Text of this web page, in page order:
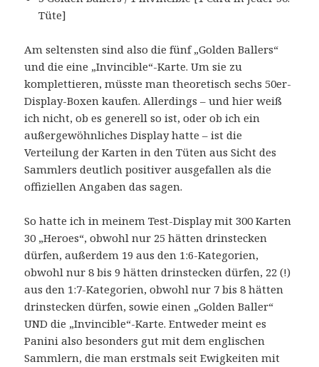
Tüte]
Am seltensten sind also die fünf „Golden Ballers“
und die eine „Invincible“-Karte. Um sie zu
komplettieren, müsste man theoretisch sechs 50er-
Display-Boxen kaufen. Allerdings – und hier weiß
ich nicht, ob es generell so ist, oder ob ich ein
außergewöhnliches Display hatte – ist die
Verteilung der Karten in den Tüten aus Sicht des
Sammlers deutlich positiver ausgefallen als die
offiziellen Angaben das sagen.
So hatte ich in meinem Test-Display mit 300 Karten
30 „Heroes“, obwohl nur 25 hätten drinstecken
dürfen, außerdem 19 aus den 1:6-Kategorien,
obwohl nur 8 bis 9 hätten drinstecken dürfen, 22 (!)
aus den 1:7-Kategorien, obwohl nur 7 bis 8 hätten
drinstecken dürfen, sowie einen „Golden Baller“
UND die „Invincible“-Karte. Entweder meint es
Panini also besonders gut mit dem englischen
Sammlern, die man erstmals seit Ewigkeiten mit